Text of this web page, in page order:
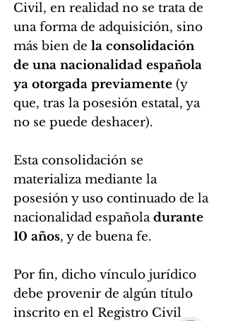
Civil, en realidad no se trata de
una forma de adquisición, sino
más bien de la consolidación
de una nacionalidad española
ya otorgada previamente (y
que, tras la posesión estatal, ya
no se puede deshacer).
Esta consolidación se
materializa mediante la
posesión y uso continuado de la
nacionalidad españoladurante
10 años, y de buena fe.
Por fin, dicho vínculo jurídico
debe provenir de algún título
inscrito en el Registro Civil